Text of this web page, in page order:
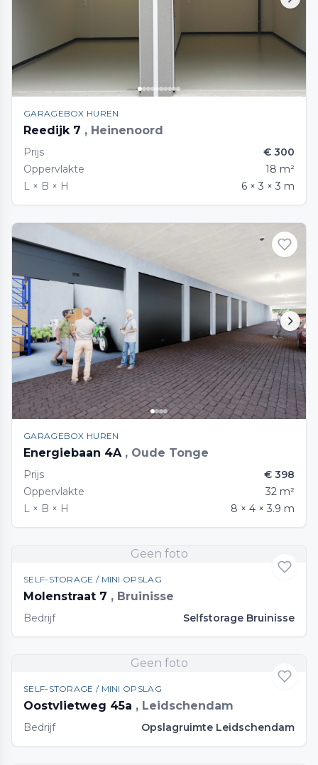
GARAGEBOX HUREN
Reedijk 7 , Heinenoord
Prijs
€ 300
Oppervlakte
18 m²
L × B × H
6 × 3 × 3 m
GARAGEBOX HUREN
Energiebaan 4A , Oude Tonge
Prijs
€ 398
Oppervlakte
32 m²
L × B × H
8 × 4 × 3.9 m
Geen foto
SELF-STORAGE / MINI OPSLAG
Molenstraat 7 , Bruinisse
Bedrijf Selfstorage Bruinisse
Geen foto
SELF-STORAGE / MINI OPSLAG
Oostvlietweg 45a , Leidschendam
Bedrijf Opslagruimte Leidschendam